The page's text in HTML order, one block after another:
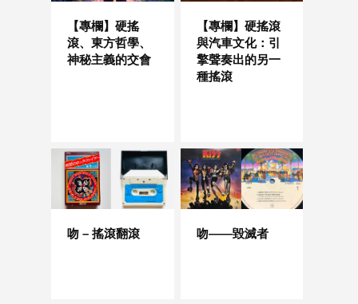
【專欄】硬搖
滾、東方哲學、
神秘主義的交會
【專欄】硬搖滾
與汽車文化：引
擎聲奏出的另一
種搖滾
吻 – 搖滾翻滾 吻——毀滅者